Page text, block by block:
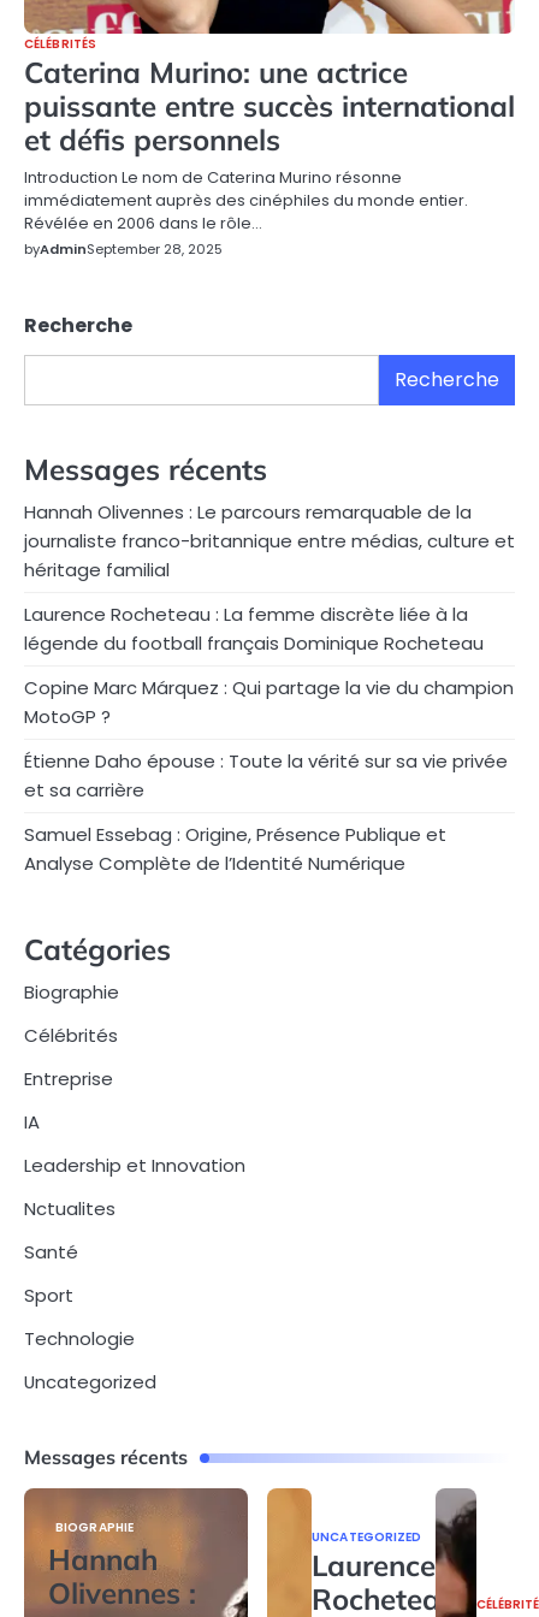
CÉLÉBRITÉS
Caterina Murino: une actrice
puissante entre succès international
et défis personnels
Introduction Le nom de Caterina Murino résonne
immédiatement auprès des cinéphiles du monde entier.
Révélée en 2006 dans le rôle…
byAdminSeptember 28, 2025
Recherche
Recherche
Messages récents
Hannah Olivennes : Le parcours remarquable de la
journaliste franco-britannique entre médias, culture et
héritage familial
Laurence Rocheteau : La femme discrète liée à la
légende du football français Dominique Rocheteau
Copine Marc Márquez : Qui partage la vie du champion
MotoGP ?
Étienne Daho épouse : Toute la vérité sur sa vie privée
et sa carrière
Samuel Essebag : Origine, Présence Publique et
Analyse Complète de l’Identité Numérique
Catégories
Biographie
Célébrités
Entreprise
IA
Leadership et Innovation
Nctualites
Santé
Sport
Technologie
Uncategorized
Messages récents
BIOGRAPHIE
Hannah
Olivennes :
UNCATEGORIZED
Laurence
Rocheteau